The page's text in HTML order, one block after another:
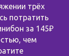
трёх
потратить
за 145₽
чем